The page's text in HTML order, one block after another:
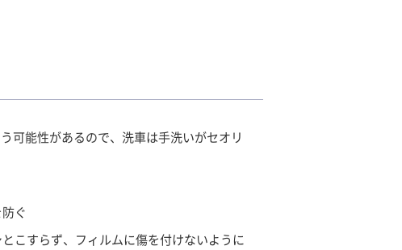
可能性があるので、洗車は手洗いがセオリ
ぐ
こすらず、フィルムに傷を付けないように